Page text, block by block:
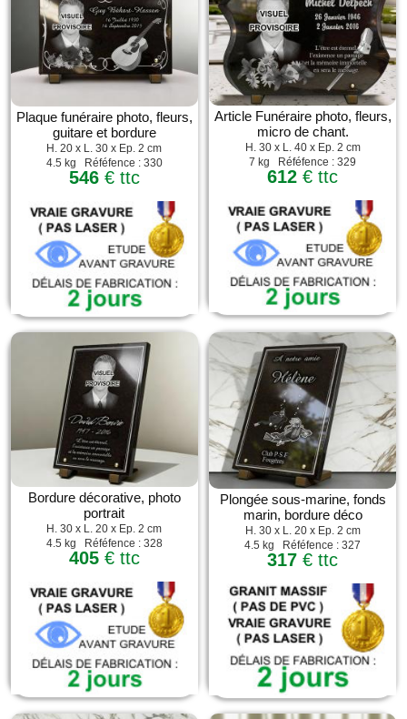
Plaque funéraire photo, fleurs,
guitare et bordure
H. 20 x L. 30 x Ep. 2 cm
4.5 kg Réféfence : 330
546€ ttc
Article Funéraire photo, fleurs,
micro de chant.
H. 30 x L. 40 x Ep. 2 cm
7 kg Réféfence : 329
612 € ttc
Bordure décorative, photo
portrait
H. 30 x L. 20 x Ep. 2 cm
4.5 kg Réféfence : 328
405€ ttc
Plongée sous-marine, fonds
marin, bordure déco
H. 30 x L. 20 x Ep. 2 cm
4.5 kg Réféfence : 327
317 € ttc